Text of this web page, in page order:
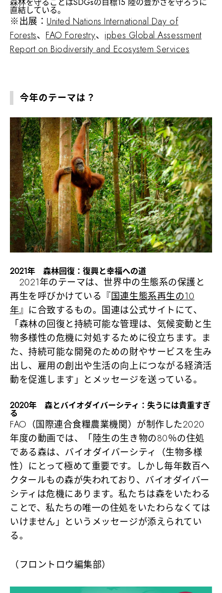
直結している。
※出展： United Nations International Day of
Forests、 FAO Forestry、 ipbes Global Assessment
Report on Biodiversity and Ecosystem Services
今年のテーマは？
2021年 森林回復：復興と幸福への道
2021年のテーマは、世界中の生態系の保護と
再生を呼びかけている『国連生態系再生の10
年』に合致するもの。国連は公式サイトにて、
「森林の回復と持続可能な管理は、気候変動と生
物多様性の危機に対処するために役立ちます。ま
た、持続可能な開発のための財やサービスを生み
出し、雇用の創出や生活の向上につながる経済活
動を促進します」とメッセージを送っている。
2020年 森とバイオダイバーシティ：失うには貴重すぎ
る
FAO（国際連合食糧農業機関）が制作した2020
年度の動画では、「陸生の生き物の80％の住処
である森は、バイオダイバーシティ（生物多様
性）にとって極めて重要です。しかし毎年数百ヘ
クタールもの森が失われており、バイオダイバー
シティは危機にあります。私たちは森をいたわる
ことで、私たちの唯一の住処をいたわらなくては
いけません」というメッセージが添えられてい
る。
（フロントロウ編集部）